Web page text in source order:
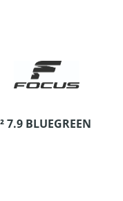
Focus JAM² 7.9 BLUEGREEN